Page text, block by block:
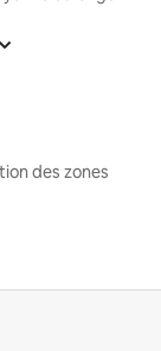
des zones